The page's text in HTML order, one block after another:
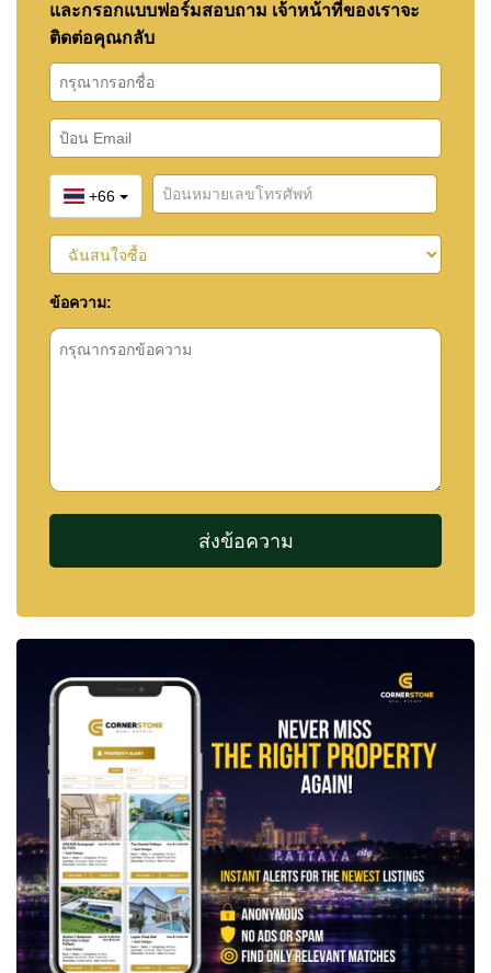
และกรอกแบบฟอร์มสอบถาม เจ้าหน้าที่ของเราจะ
ติดต่อคุณกลับ
+66
ข้อความ: